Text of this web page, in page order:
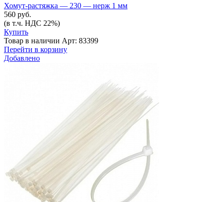
Хомут-растяжка — 230 — нерж 1 мм
560 руб.
(в т.ч. НДС 22%)
Купить
Товар в наличии Арт: 83399
Перейти в корзину
Добавлено